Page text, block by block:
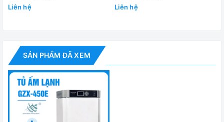
Dải chiếu sáng 0-18000 LX
Kích thước
buồng
680x600x1100mm
Kích thước tổng
thể
Cung cấp bao gồm:
Liên hệ Liên hệ
SẢN PHẨM ĐÃ XEM